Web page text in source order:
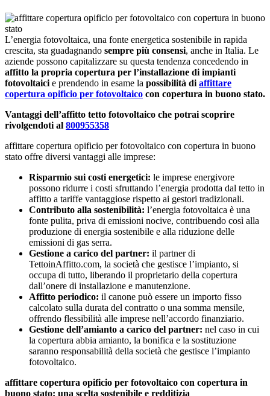
L’energia fotovoltaica, una fonte energetica sostenibile in rapida
crescita, sta guadagnando sempre più consensi, anche in Italia. Le
aziende possono capitalizzare su questa tendenza concedendo in
affitto la propria copertura per l’installazione di impianti
fotovoltaici e prendendo in esame la possibilità di affittare
copertura opificio per fotovoltaico con copertura in buono stato.
Vantaggi dell’affitto tetto fotovoltaico che potrai scoprire
rivolgendoti al 800955358
affittare copertura opificio per fotovoltaico con copertura in buono
stato offre diversi vantaggi alle imprese:
Risparmio sui costi energetici: le imprese energivore
possono ridurre i costi sfruttando l’energia prodotta dal tetto in
affitto a tariffe vantaggiose rispetto ai gestori tradizionali.
Contributo alla sostenibilità: l’energia fotovoltaica è una
fonte pulita, priva di emissioni nocive, contribuendo così alla
produzione di energia sostenibile e alla riduzione delle
emissioni di gas serra.
Gestione a carico del partner: il partner di
TettoinAffitto.com, la società che gestisce l’impianto, si
occupa di tutto, liberando il proprietario della copertura
dall’onere di installazione e manutenzione.
Affitto periodico: il canone può essere un importo fisso
calcolato sulla durata del contratto o una somma mensile,
offrendo flessibilità alle imprese nell’accordo finanziario.
Gestione dell’amianto a carico del partner: nel caso in cui
la copertura abbia amianto, la bonifica e la sostituzione
saranno responsabilità della società che gestisce l’impianto
fotovoltaico.
affittare copertura opificio per fotovoltaico con copertura in
buono stato: una scelta sostenibile e redditizia